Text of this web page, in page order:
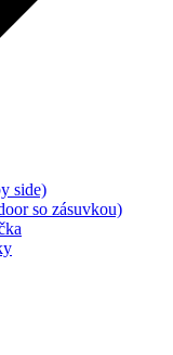
side)
so zásuvkou)